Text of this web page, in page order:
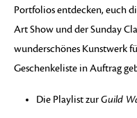
Portfolios entdecken, euch
Art Show und der Sunday
wunderschönes Kunstwerk
Geschenkeliste in Auftrag
Die Playlist zurGuild